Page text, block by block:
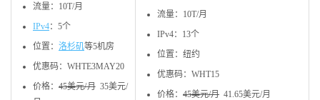
流量：10T/月
IPv4：5个
位置： 洛杉矶等5机房
优惠码：WHTE3MAY20
价格：45美元/月35美元/
流量：10T/月
IPv4：13个
位置：纽约
优惠码：WHT15
价格： 45美元/月 41.65美元/月